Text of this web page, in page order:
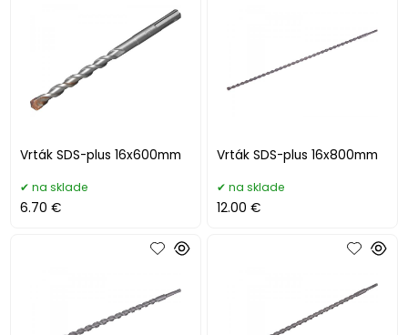
Vrták SDS-plus 16x600mm
na sklade
6.70 €
Vrták SDS-plus 16x800mm
na sklade
12.00 €